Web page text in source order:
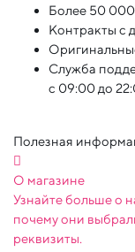
Более 50
Контракты с
Служба
с 09:00 до
Полезная
О магазине
Узнайте больше о
почему они
реквизиты.